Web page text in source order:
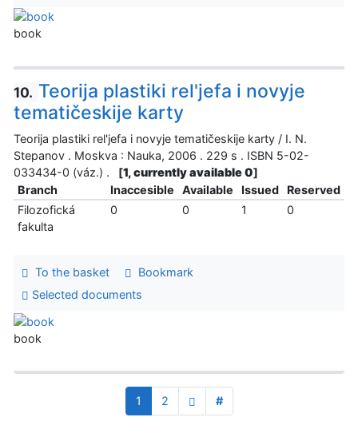
book
10. Teorija plastiki rel'jefa i novyje
tematičeskije karty
Teorija plastiki rel'jefa i novyje tematičeskije karty / I. N.
Stepanov . Moskva : Nauka, 2006 . 229 s . ISBN 5-02-
033434-0 (váz.) .
[1, currently available 0]
Branch
Inaccesible Available Issued
Reserved
Filozofická
fakulta
0 0 1 0
To the basket
Bookmark
Selected documents
book
1 2 #